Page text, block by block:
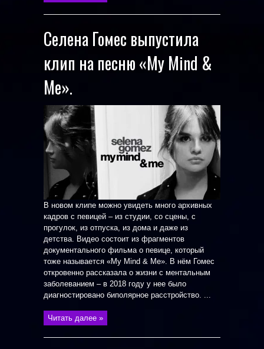
Селена Гомес выпустила
клип на песню «My Mind &
Me».
В новом клипе можно увидеть много архивных
кадров с певицей – из студии, со сцены, с
прогулок, из отпуска, из дома и даже из
детства. Видео состоит из фрагментов
документального фильма о певице, который
тоже называется «My Mind & Me». В нём Гомес
откровенно рассказала о жизни с ментальным
заболеванием – в 2018 году у нее было
диагностировано биполярное расстройство. ...
Читать далее »